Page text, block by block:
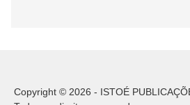
Copyright © 2026 - ISTOÉ